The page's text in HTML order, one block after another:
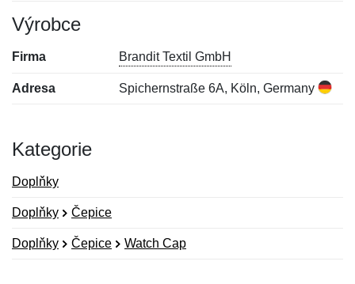
Výrobce
Firma Brandit Textil GmbH
Adresa Spichernstraße 6A, Köln, Germany
Kategorie
Doplňky
Doplňky Čepice
Doplňky Čepice Watch Cap